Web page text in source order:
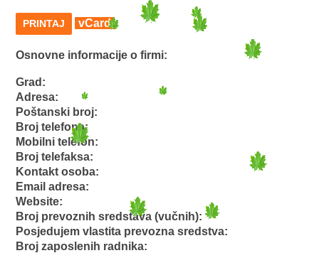
PRINTAJ vCard
Osnovne informacije o firmi:
Grad:
Adresa:
Poštanski broj:
Broj telefona:
Mobilni telefon:
Broj telefaksa:
Kontakt osoba:
Email adresa:
Website:
Broj prevoznih sredstava (vučnih):
Posjedujem vlastita prevozna sredstva:
Broj zaposlenih radnika: